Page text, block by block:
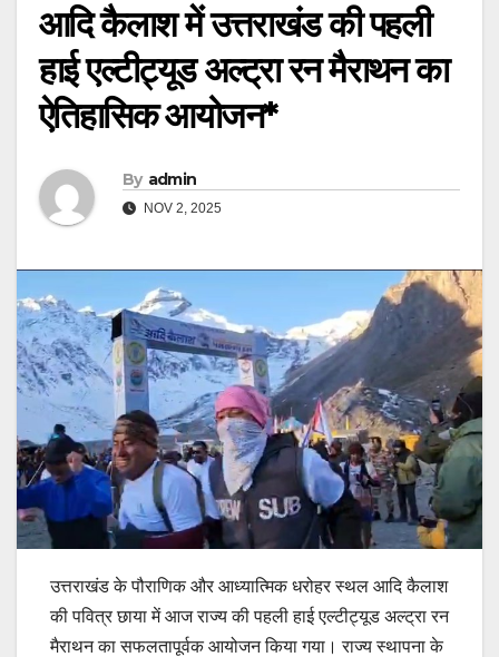
आदि कैलाश में उत्तराखंड की पहली
हाई एल्टीट्यूड अल्ट्रा रन मैराथन का
ऐतिहासिक आयोजन*
By admin
NOV 2, 2025
उत्तराखंड के पौराणिक और आध्यात्मिक धरोहर स्थल आदि कैलाश
की पवित्र छाया में आज राज्य की पहली हाई एल्टीट्यूड अल्ट्रा रन
मैराथन का सफलतापूर्वक आयोजन किया गया। राज्य स्थापना के